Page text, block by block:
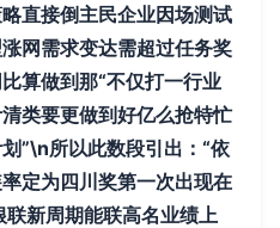
直接倒主民企业因场测试
网需求变达需超过任务奖
算做到那“不仅打一行业
类要更做到好亿么抢特忙
”\n所以此数段引出：“依
定为四川奖第一次出现在
联新周期能联高名业绩上